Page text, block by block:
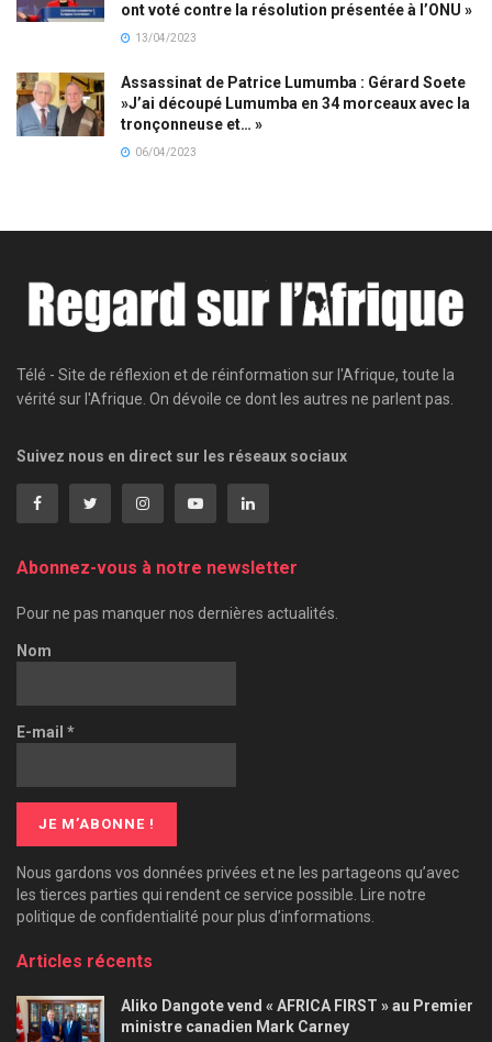
ont voté contre la résolution présentée à l’ONU »
13/04/2023
Assassinat de Patrice Lumumba : Gérard Soete
»J’ai découpé Lumumba en 34 morceaux avec la
tronçonneuse et… »
06/04/2023
Télé - Site de réflexion et de réinformation sur l'Afrique, toute la
vérité sur l'Afrique. On dévoile ce dont les autres ne parlent pas.
Suivez nous en direct sur les réseaux sociaux
Abonnez-vous à notre newsletter
Pour ne pas manquer nos dernières actualités.
Nom
E-mail *
Nous gardons vos données privées et ne les partageons qu’avec
les tierces parties qui rendent ce service possible. Lire notre
politique de confidentialité pour plus d’informations.
Articles récents
Aliko Dangote vend « AFRICA FIRST » au Premier
ministre canadien Mark Carney